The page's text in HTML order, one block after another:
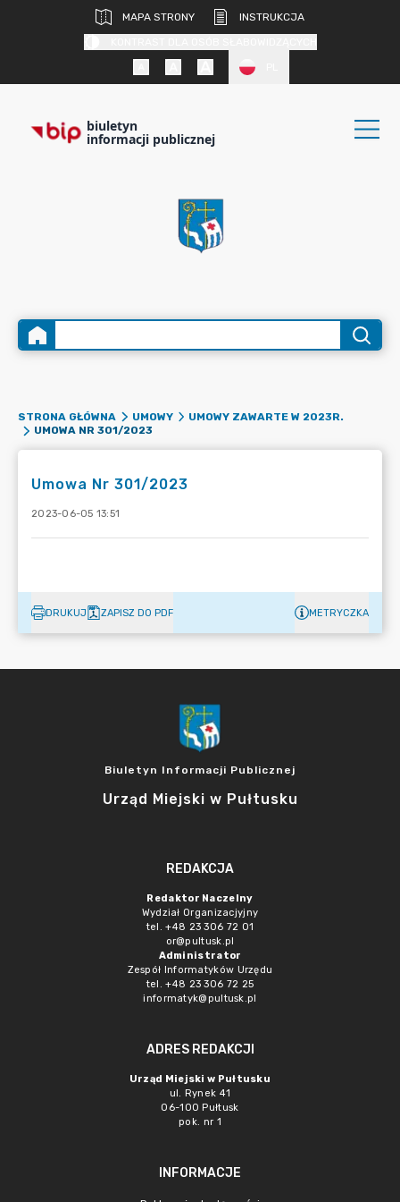
MAPA STRONY
INSTRUKCJA
biuletyn
informacji publicznej
STRONA GŁÓWNA UMOWY
UMOWY ZAWARTE W 2023R.
UMOWA NR 301/2023
Umowa Nr 301/2023
2023-06-05 13:51
DRUKUJ ZAPISZ DO PDF METRYCZKA
Biuletyn Informacji Publicznej
Urząd Miejski w Pułtusku
REDAKCJA
Redaktor Naczelny
Wydział Organizacjyjny
tel. +48 23 306 72 01
or@pultusk.pl
Administrator
Zespół Informatyków Urzędu
tel. +48 23 306 72 25
informatyk@pultusk.pl
ADRES REDAKCJI
Urząd Miejski w Pułtusku
ul. Rynek 41
06-100 Pułtusk
pok. nr 1
INFORMACJE